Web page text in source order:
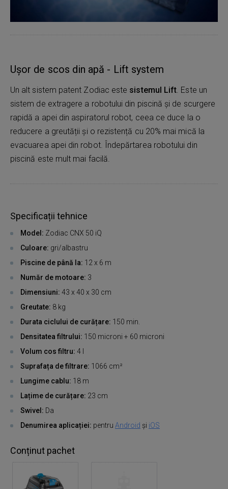
Ușor de scos din apă - Lift system
Un alt sistem patent Zodiac este sistemul Lift. Este un
sistem de extragere a robotului din piscină și de scurgere
rapidă a apei din aspiratorul robot, ceea ce duce la o
reducere a greutății și o rezistență cu 20% mai mică la
evacuarea apei din robot. Îndepărtarea robotului din
piscină este mult mai facilă.
Specificații tehnice
Model: Zodiac CNX 50 iQ
Culoare: gri/albastru
Piscine de până la: 12 x 6 m
Număr de motoare: 3
Dimensiuni: 43 x 40 x 30 cm
Greutate: 8 kg
Durata ciclului de curățare: 150 min.
Densitatea filtrului: 150 microni + 60 microni
Volum cos filtru: 4 l
Suprafața de filtrare: 1066 cm²
Lungime cablu: 18 m
Lațime de curățare: 23 cm
Swivel: Da
Denumirea aplicației: pentru Android și iOS
Conținut pachet